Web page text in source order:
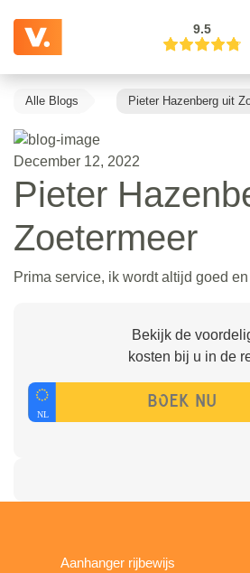
9.5
Alle Blogs Pieter Hazenberg uit
December 12, 2022
Pieter
Zoetermeer
Prima service, ik wordt altijd goed
Bekijk de
kosten bij u in de
Aanhanger rijbewijs